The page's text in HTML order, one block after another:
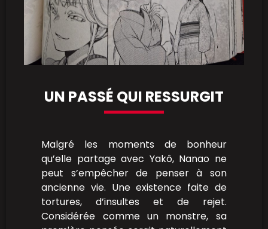
UN PASSÉ QUI RESSURGIT
Malgré les moments de bonheur
qu’elle partage avec Yakô, Nanao ne
peut s’empêcher de penser à son
ancienne vie. Une existence faite de
tortures, d’insultes et de rejet.
Considérée comme un monstre, sa